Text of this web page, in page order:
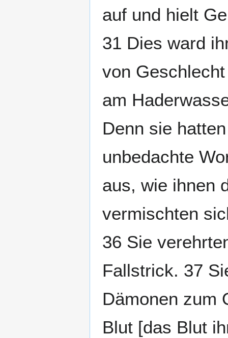
auf und hielt
31 Dies ward
von
am
Denn sie
unbedachte
aus, wie ihnen
vermischten
36 Sie
Fallstrick. 37
Dämonen zum
Blut [das Blut